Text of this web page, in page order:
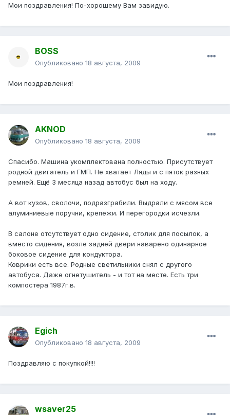
Мои поздравления! По-хорошему Вам завидую.
BOSS
Опубликовано 18 августа, 2009
Мои поздравления!
AKNOD
Опубликовано 18 августа, 2009
Спасибо. Машина укомплектована полностью. Присутствует
родной двигатель и ГМП. Не хватает Ляды и с пяток разных
ремней. Ещё 3 месяца назад автобус был на ходу.
А вот кузов, сволочи, подразграбили. Выдрали с мясом все
алуминиевые поручни, крепежи. И перегородки исчезли.
В салоне отсутствует одно сидение, столик для посылок, а
вместо сидения, возле задней двери наварено одинарное
боковое сидение для кондуктора.
Коврики есть все. Родные светильники снял с другого
автобуса. Даже огнетушитель - и тот на месте. Есть три
компостера 1987г.в.
Egich
Опубликовано 18 августа, 2009
Поздравляю с покупкой!!!!
wsaver25